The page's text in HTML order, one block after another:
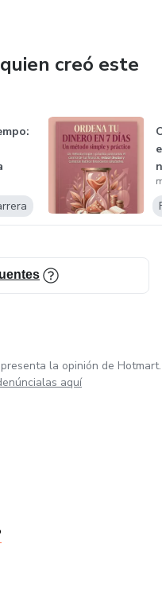
creó este
la opinión de Hotmart.
aquí